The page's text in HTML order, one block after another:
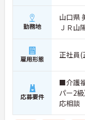
勤務地
山口県
ＪＲ山
雇用形態 正社員(
応募要件
■介護
パー2
応相談